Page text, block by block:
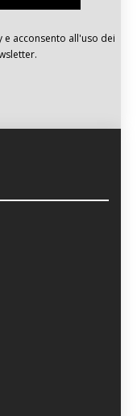
acconsento all'uso dei